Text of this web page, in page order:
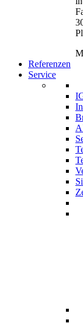
Referenzen
Service